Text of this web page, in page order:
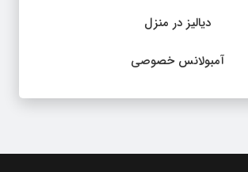
دیالیز در منزل
آمبولانس خصوصی